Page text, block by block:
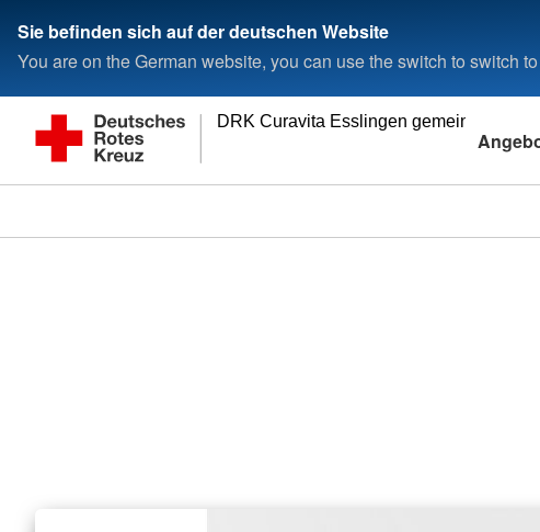
Sie befinden sich auf der deutschen Website
You are on the German website, you can use the switch to switch
DRK Curavita Esslingen gemeinnützige